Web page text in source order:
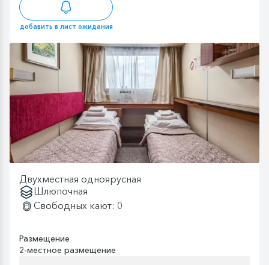
добавить в лист ожидания
Двухместная одноярусная
Шлюпочная
Свободных кают: 0
Размещение
2-местное размещение